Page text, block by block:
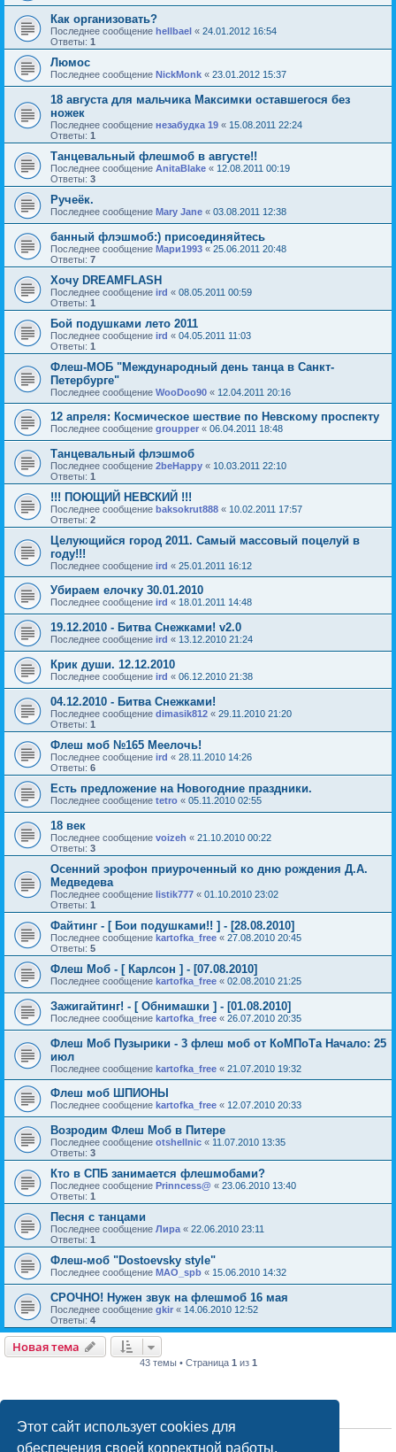
Этот сайт использует cookies для
обеспечения своей корректной работы.
Как организовать?
Последнее сообщение hellbael « 24.01.2012 16:54
Ответы: 1
Люмос
Последнее сообщение NickMonk « 23.01.2012 15:37
18 августа для мальчика Максимки оставшегося без
ножек
Последнее сообщение незабудка 19 « 15.08.2011 22:24
Ответы: 1
Танцевальный флешмоб в августе!!
Последнее сообщение AnitaBlake « 12.08.2011 00:19
Ответы: 3
Ручеёк.
Последнее сообщение Mary Jane « 03.08.2011 12:38
банный флэшмоб:) присоединяйтесь
Последнее сообщение Мари1993 « 25.06.2011 20:48
Ответы: 7
Хочу DREAMFLASH
Последнее сообщение ird « 08.05.2011 00:59
Ответы: 1
Бой подушками лето 2011
Последнее сообщение ird « 04.05.2011 11:03
Ответы: 1
Флеш-МОБ "Международный день танца в Санкт-
Петербурге"
Последнее сообщение WooDoo90 « 12.04.2011 20:16
12 апреля: Космическое шествие по Невскому проспекту
Последнее сообщение groupper « 06.04.2011 18:48
Танцевальный флэшмоб
Последнее сообщение 2beHappy « 10.03.2011 22:10
Ответы: 1
!!! ПОЮЩИЙ НЕВСКИЙ !!!
Последнее сообщение baksokrut888 « 10.02.2011 17:57
Ответы: 2
Целующийся город 2011. Самый массовый поцелуй в
году!!!
Последнее сообщение ird « 25.01.2011 16:12
Убираем елочку 30.01.2010
Последнее сообщение ird « 18.01.2011 14:48
19.12.2010 - Битва Снежками! v2.0
Последнее сообщение ird « 13.12.2010 21:24
Крик души. 12.12.2010
Последнее сообщение ird « 06.12.2010 21:38
04.12.2010 - Битва Снежками!
Последнее сообщение dimasik812 « 29.11.2010 21:20
Ответы: 1
Флеш моб №165 Меелочь!
Последнее сообщение ird « 28.11.2010 14:26
Ответы: 6
Есть предложение на Новогодние праздники.
Последнее сообщение tetro « 05.11.2010 02:55
18 век
Последнее сообщение voizeh « 21.10.2010 00:22
Ответы: 3
Осенний эрофон приуроченный ко дню рождения Д.А.
Медведева
Последнее сообщение listik777 « 01.10.2010 23:02
Ответы: 1
Файтинг - [ Бои подушками!! ] - [28.08.2010]
Последнее сообщение kartofka_free « 27.08.2010 20:45
Ответы: 5
Флеш Моб - [ Карлсон ] - [07.08.2010]
Последнее сообщение kartofka_free « 02.08.2010 21:25
Зажигайтинг! - [ Обнимашки ] - [01.08.2010]
Последнее сообщение kartofka_free « 26.07.2010 20:35
Флеш Моб Пузырики - 3 флеш моб от КоМПоТа Начало: 25
июл
Последнее сообщение kartofka_free « 21.07.2010 19:32
Флеш моб ШПИОНЫ
Последнее сообщение kartofka_free « 12.07.2010 20:33
Возродим Флеш Моб в Питере
Последнее сообщение otshellnic « 11.07.2010 13:35
Ответы: 3
Кто в СПБ занимается флешмобами?
Последнее сообщение Prinncess@ « 23.06.2010 13:40
Ответы: 1
Песня с танцами
Последнее сообщение Лира « 22.06.2010 23:11
Ответы: 1
Флеш-моб "Dostoevsky style"
Последнее сообщение MAO_spb « 15.06.2010 14:32
СРОЧНО! Нужен звук на флешмоб 16 мая
Последнее сообщение gkir « 14.06.2010 12:52
Ответы: 4
Новая тема
43 темы • Страница 1 из 1
ПРАВА ДОСТУПА
начинать темы